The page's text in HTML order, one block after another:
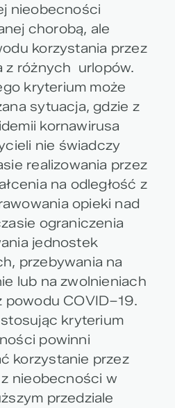
nieobecności
chorobą, ale
korzystania przez
z różnych urlopów.
kryterium może
sytuacja, gdzie z
kornawirusa
nie świadczy
realizowania przez
na odległość z
opieki nad
ograniczenia
jednostek
przebywania na
lub na zwolnieniach
powodu COVID–19.
kryterium
powinni
korzystanie przez
nieobecności w
przedziale